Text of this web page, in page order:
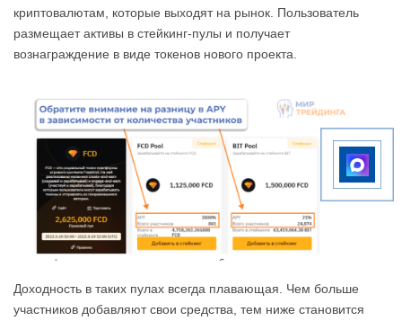
криптовалютам, которые выходят на рынок. Пользователь
размещает активы в стейкинг-пулы и получает
вознаграждение в виде токенов нового проекта.
Доходность в таких пулах всегда плавающая. Чем больше
участников добавляют свои средства, тем ниже становится